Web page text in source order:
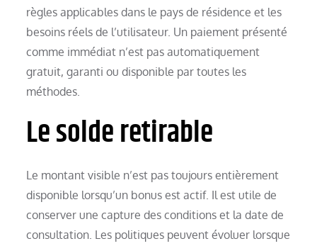
règles applicables dans le pays de résidence et les
besoins réels de l’utilisateur. Un paiement présenté
comme immédiat n’est pas automatiquement
gratuit, garanti ou disponible par toutes les
méthodes.
Le solde retirable
Le montant visible n’est pas toujours entièrement
disponible lorsqu’un bonus est actif. Il est utile de
conserver une capture des conditions et la date de
consultation. Les politiques peuvent évoluer lorsque